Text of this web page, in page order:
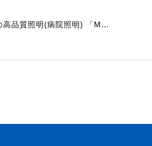
高品質照明(病院照明) 「M…